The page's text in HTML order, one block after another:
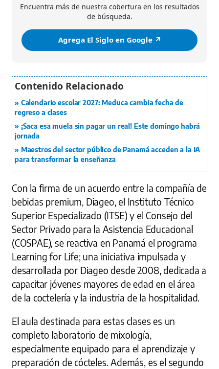
Encuentra más de nuestra cobertura en los resultados
de búsqueda.
Agrega El Siglo en Google ↗️
Calendario escolar 2027: Meduca cambia fecha de
regreso a clases
¡Saca esa muela sin pagar un real! Este domingo habrá
jornada
Maestros del sector público de Panamá acceden a la IA
para transformar la enseñanza
Con la firma de un acuerdo entre la compañía de
bebidas premium, Diageo, el Instituto Técnico
Superior Especializado (ITSE) y el Consejo del
Sector Privado para la Asistencia Educacional
(COSPAE), se reactiva en Panamá el programa
Learning for Life; una iniciativa impulsada y
desarrollada por Diageo desde 2008, dedicada a
capacitar jóvenes mayores de edad en el área
de la coctelería y la industria de la hospitalidad.
El aula destinada para estas clases es un
completo laboratorio de mixología,
especialmente equipado para el aprendizaje y
preparación de cócteles. Además, es el segundo